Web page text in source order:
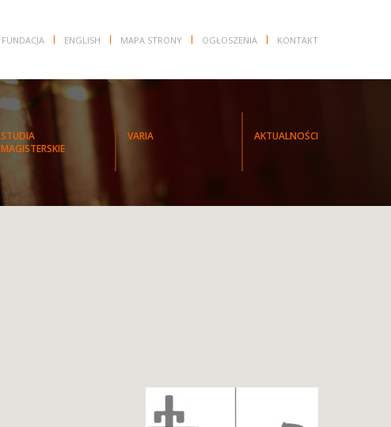
FUNDACJA ENGLISH MAPA STRONY OGŁOSZENIA KONTAKT
STUDIA
MAGISTERSKIE
VARIA AKTUALNOŚCI